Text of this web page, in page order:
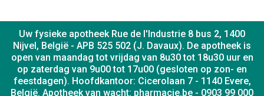
Uw fysieke apotheek Rue de l'Industrie 8 bus 2, 1400
Nijvel, België - APB 525 502 (J. Davaux). De apotheek is
open van maandag tot vrijdag van 8u30 tot 18u30 uur en
op zaterdag van 9u00 tot 17u00 (gesloten op zon- en
feestdagen). Hoofdkantoor: Cicerolaan 7 - 1140 Evere,
België. Apotheek van wacht: pharmacie.be - 0903 99 000